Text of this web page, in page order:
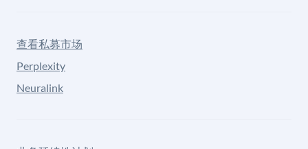
查看私募市场
Perplexity
Neuralink